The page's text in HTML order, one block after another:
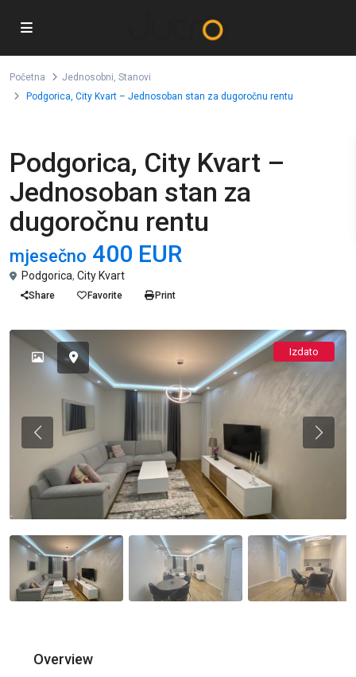
Početna Jednosobni, Stanovi
Podgorica, City Kvart – Jednosoban stan za dugoročnu rentu
Podgorica, City Kvart –
Jednosoban stan za
dugoročnu rentu
mjesečno 400 EUR
Podgorica, City Kvart
Share Favorite Print
Izdato
Previous
Overview